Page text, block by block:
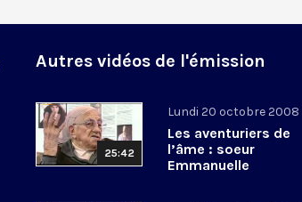
Autres vidéos de l'émission
25:42
Lundi 20 octobre 2008
Les aventuriers de
l’âme : soeur
Emmanuelle